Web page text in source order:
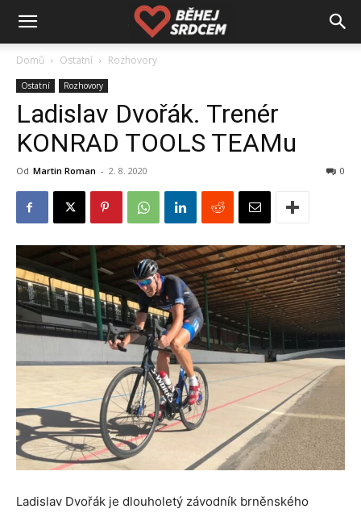
Domů Ostatní Rozhovory
Ostatní Rozhovory
Ladislav Dvořák. Trenér
KONRAD TOOLS TEAMu
Od Martin Roman - 2. 8. 2020 0
Ladislav Dvořák je dlouholetý závodník brněnského